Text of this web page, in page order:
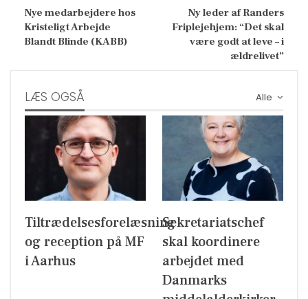
Nye medarbejdere hos
Kristeligt Arbejde
Blandt Blinde (KABB)
Ny leder af Randers
Friplejehjem: “Det skal
være godt at leve – i
ældrelivet”
Alle
LÆS OGSÅ
Tiltrædelsesforelæsning
og reception på MF
i Aarhus
Sekretariatschef
skal koordinere
arbejdet med
Danmarks